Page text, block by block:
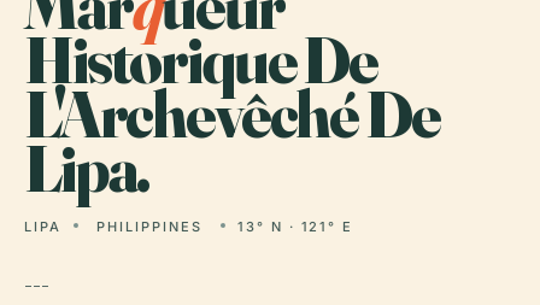
Historique De
L'Archevêché De
Lipa.
LIPA PHILIPPINES 13° N · 121° E
---